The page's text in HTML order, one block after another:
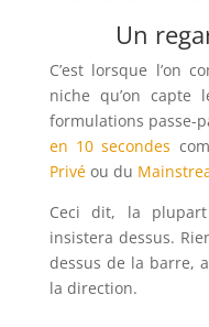
Un
C’est lorsque l’on
niche qu’on
formulations passe-
en 10 secondes
Privéou du
Ceci dit, la
insistera dessus.
dessus de la barre,
la direction.